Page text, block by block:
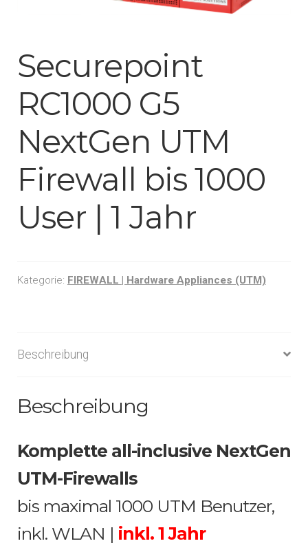
Mein Konto
Warenkorb
Securepoint
RC1000 G5
NextGen UTM
Firewall bis 1000
User | 1 Jahr
Kategorie: FIREWALL | Hardware Appliances (UTM)
Beschreibung
Beschreibung
Komplette all-inclusive NextGen
UTM-Firewalls
bis maximal 1000 UTM Benutzer,
inkl. WLAN | inkl. 1 Jahr